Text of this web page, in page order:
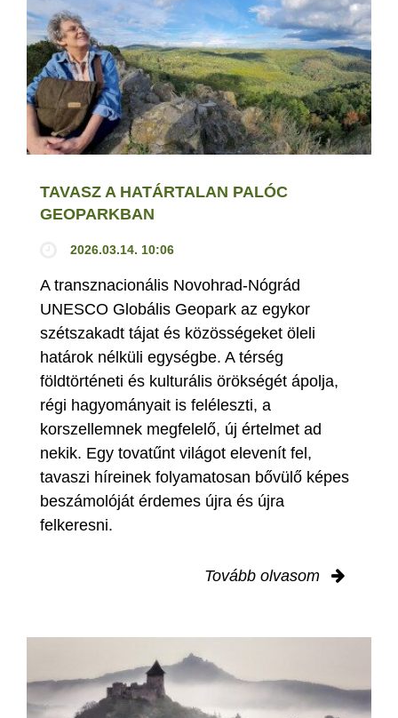
TAVASZ A HATÁRTALAN PALÓC
GEOPARKBAN
2026.03.14. 10:06
A transznacionális Novohrad-Nógrád
UNESCO Globális Geopark az egykor
szétszakadt tájat és közösségeket öleli
határok nélküli egységbe. A térség
földtörténeti és kulturális örökségét ápolja,
régi hagyományait is feléleszti, a
korszellemnek megfelelő, új értelmet ad
nekik. Egy tovatűnt világot elevenít fel,
tavaszi híreinek folyamatosan bővülő képes
beszámolóját érdemes újra és újra
felkeresni.
Tovább olvasom